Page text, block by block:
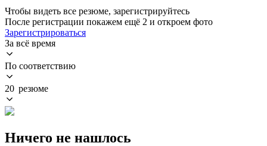
Чтобы видеть все резюме, зарегистрируйтесь
После регистрации покажем ещё 2 и откроем фото
Зарегистрироваться
За всё время
По соответствию
20 резюме
Ничего не нашлось